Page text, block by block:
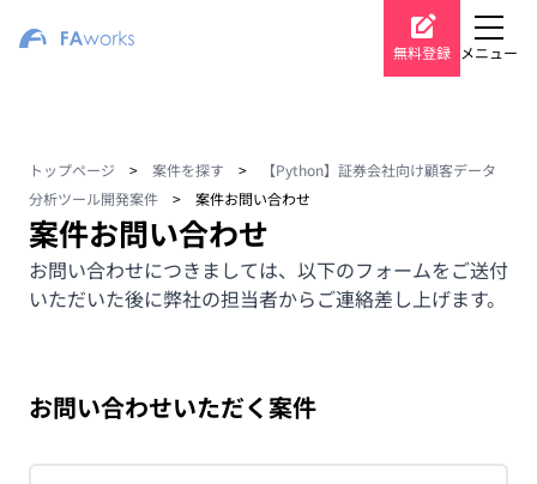
無料登録 メニュー
トップページ > 案件を探す >
【Python】証券会社向け顧客データ
分析ツール開発案件
> 案件お問い合わせ
案件お問い合わせ
お問い合わせにつきましては、以下のフォームをご送付
いただいた後に弊社の担当者からご連絡差し上げます。
お問い合わせいただく案件